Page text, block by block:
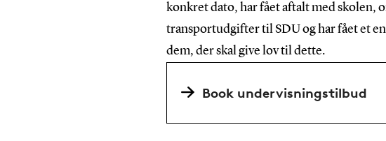
konkret dato, har fået aftalt med skolen,
transportudgifter til SDU og har fået et
dem, der skal give lov til dette.
Book undervisningstilbud